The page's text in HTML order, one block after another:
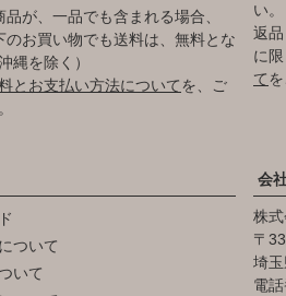
が、一品でも含まれる場合、
のお買い物でも送料は、無料とな
縄を除く）
とお支払い方法についてを、ご
い。
返
に
て
ついて
いて
会
株
埼
電